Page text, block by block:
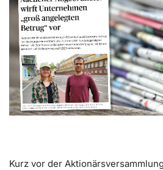
Kurz vor der